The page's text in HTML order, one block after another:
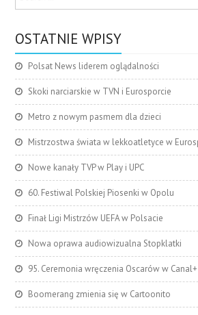
OSTATNIE WPISY
Polsat News liderem oglądalności
Skoki narciarskie w TVN i Eurosporcie
Metro z nowym pasmem dla dzieci
Mistrzostwa świata w lekkoatletyce w
Nowe kanały TVP w Play i UPC
60. Festiwal Polskiej Piosenki w Opolu
Finał Ligi Mistrzów UEFA w Polsacie
Nowa oprawa audiowizualna Stopklatki
95. Ceremonia wręczenia Oscarów w Canal+
Boomerang zmienia się w Cartoonito